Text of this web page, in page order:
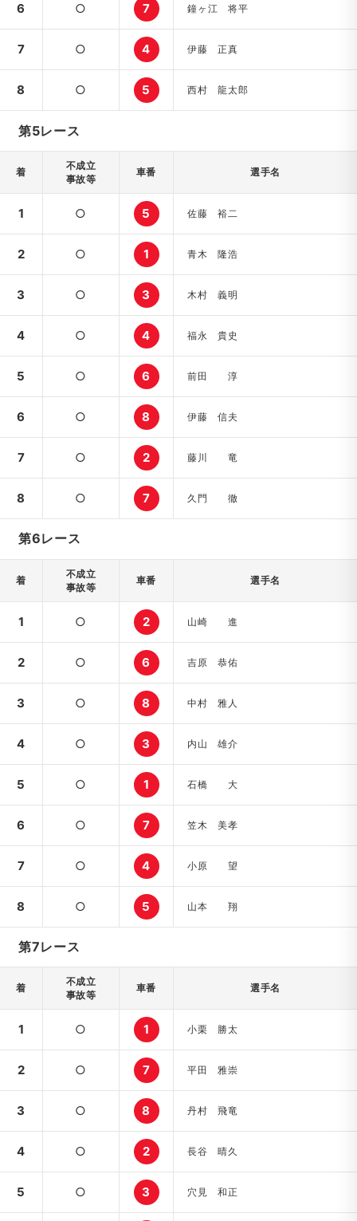
6 ○ 7 鐘ヶ江 将平
7 ○ 4 伊藤 正真
8 ○ 5 西村 龍太郎
第5レース
着
不成立
事故等
車番 選手名
1 ○ 5 佐藤 裕二
2 ○ 1 青木 隆浩
3 ○ 3 木村 義明
4 ○ 4 福永 貴史
5 ○ 6 前田 淳
6 ○ 8 伊藤 信夫
7 ○ 2 藤川 竜
8 ○ 7 久門 徹
第6レース
着
不成立
事故等
車番 選手名
1 ○ 2 山崎 進
2 ○ 6 吉原 恭佑
3 ○ 8 中村 雅人
4 ○ 3 内山 雄介
5 ○ 1 石橋 大
6 ○ 7 笠木 美孝
7 ○ 4 小原 望
8 ○ 5 山本 翔
第7レース
着
不成立
事故等
車番 選手名
1 ○ 1 小栗 勝太
2 ○ 7 平田 雅崇
3 ○ 8 丹村 飛竜
4 ○ 2 長谷 晴久
5 ○ 3 穴見 和正